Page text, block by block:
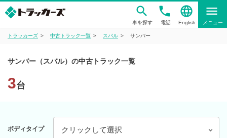
車を探す
phone
電話
language
English
menu
メニュー
トラッカーズ 中古トラック一覧 スバル サンバー
サンバー（スバル）の中古トラック一覧
3台
ボディタイプ クリックして選択